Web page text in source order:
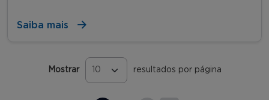
Saiba mais
Mostrar resultados por página